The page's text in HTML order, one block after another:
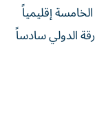
إقليمياً
الدولي سادساً